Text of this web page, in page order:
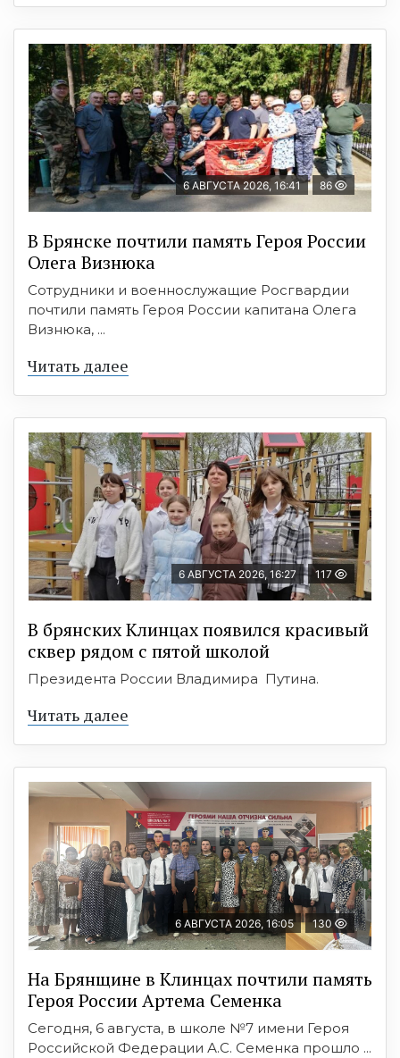
6 АВГУСТА 2026, 16:41 86
В Брянске почтили память Героя России
Олега Визнюка
Сотрудники и военнослужащие Росгвардии
почтили память Героя России капитана Олега
Визнюка, ...
Читать далее
6 АВГУСТА 2026, 16:27 117
В брянских Клинцах появился красивый
сквер рядом с пятой школой
Президента России Владимира Путина.
Читать далее
6 АВГУСТА 2026, 16:05 130
На Брянщине в Клинцах почтили память
Героя России Артема Семенка
Сегодня, 6 августа, в школе №7 имени Героя
Российской Федерации А.С. Семенка прошло ...